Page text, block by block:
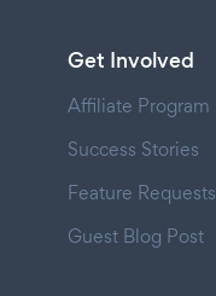
Get Involved
Affiliate Program
Success Stories
Feature Requests
Guest Blog Post